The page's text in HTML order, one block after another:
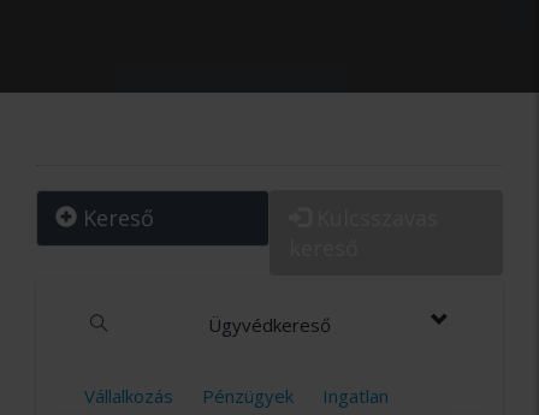
Kereső
Ügyvédkereső
Vállalkozás Pénzügyek
Ingatlan